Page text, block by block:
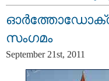
സംഗമം
September 21st, 2011